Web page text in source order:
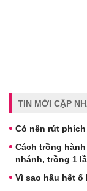
TIN MỚI CẬP
Có nên rút
Cách trồng
nhánh, trồng 1
Vì sao hầu hết ổ